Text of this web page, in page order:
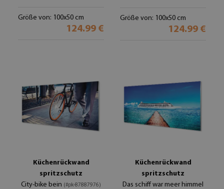
Größe von: 100x50 cm
124.99 €
Größe von: 100x50 cm
124.99 €
Küchenrückwand
spritzschutz
City-bike bein (#pk-87887976)
Küchenrückwand
spritzschutz
Das schiff war meer himmel